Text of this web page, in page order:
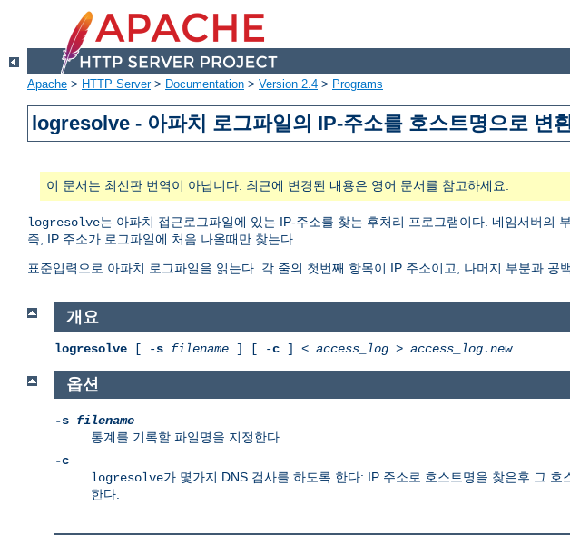
Apache > HTTP Server> Documentation > Version 2.4 > Programs
logresolve - 아파치 로그파일의 IP-주소를 호스트명으로 변
이 문서는 최신판 번역이 아닙니다. 최근에 변경된 내용은 영어 문서를 참고하세요.
logresolve는 아파치 접근로그파일에 있는 IP-주소를 찾는 후처리 프로그램이다. 네임서버의
즉, IP 주소가 로그파일에 처음 나올때만 찾는다.
표준입력으로 아파치 로그파일을 읽는다. 각 줄의 첫번째 항목이 IP 주소이고, 나머지 부분과 공
개요
logresolve [ -s filename ] [ -c ] < access_log > access_log.new
옵션
-s filename
통계를 기록할 파일명을 지정한다.
-c
logresolve가 몇가지 DNS 검사를 하도록 한다: IP 주소로 호스트명을 찾은후 그
한다.